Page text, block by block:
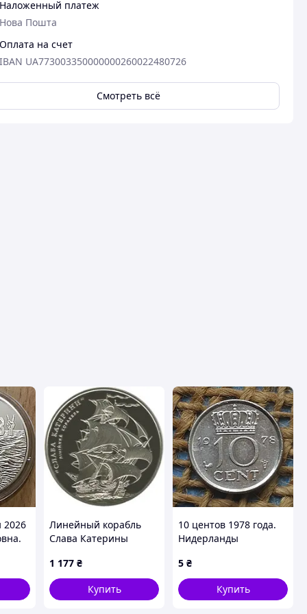
Наложенный платеж
Нова Пошта
Оплата на счет
IBAN UA773003350000000260022480726
Смотреть всё
2026
Линейный корабль
Слава Катерины
1 177 ₴
Купить
10 центов 1978 года.
Нидерланды
5 ₴
Купить